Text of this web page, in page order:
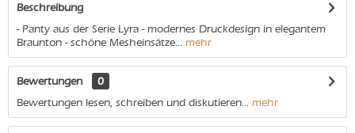
Beschreibung
- Panty aus der Serie Lyra - modernes Druckdesign in elegantem
Braunton - schöne Mesheinsätze... mehr
Bewertungen
0
Bewertungen lesen, schreiben und diskutieren... mehr